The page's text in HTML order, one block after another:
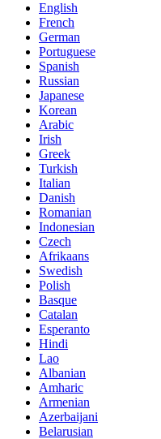
English
French
German
Portuguese
Spanish
Russian
Japanese
Korean
Arabic
Irish
Greek
Turkish
Italian
Danish
Romanian
Indonesian
Czech
Afrikaans
Swedish
Polish
Basque
Catalan
Esperanto
Hindi
Lao
Albanian
Amharic
Armenian
Azerbaijani
Belarusian